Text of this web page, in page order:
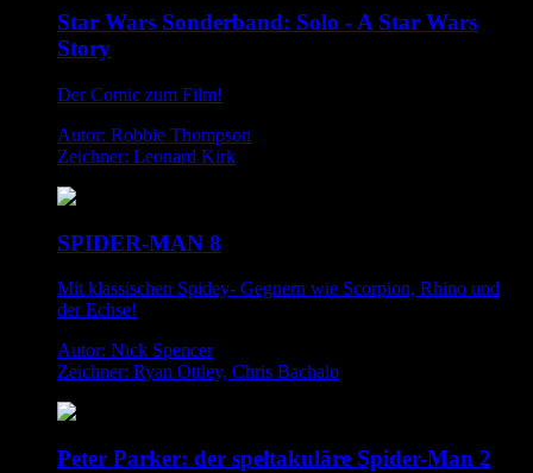
Star Wars Sonderband: Solo - A Star Wars
Story
Der Comic zum Film!
Autor: Robbie Thompson
Zeichner: Leonard Kirk
SPIDER-MAN 8
Mit klassischen Spidey- Gegnern wie Scorpion, Rhino und
der Echse!
Autor: Nick Spencer
Zeichner: Ryan Ottley, Chris Bachalo
Peter Parker: der speltakuläre Spider-Man 2